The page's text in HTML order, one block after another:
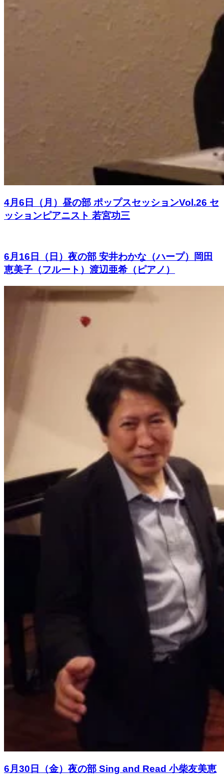
4月6日（月）昼の部 ポップスセッションVol.26 セ
ッションピアニスト 若宮功三
6月16日（日）夜の部 安井わかな（ハープ）岡田
恵美子（フルート）渡辺亜希（ピアノ）
6月30日（金）夜の部 Sing and Read 小柴友美恵